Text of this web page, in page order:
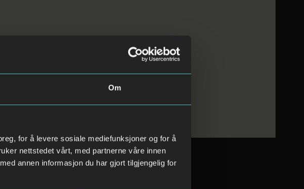
Om
for å levere sosiale mediefunksjoner og for å
nettstedet vårt, med partnerne våre innen
annen informasjon du har gjort tilgjengelig for